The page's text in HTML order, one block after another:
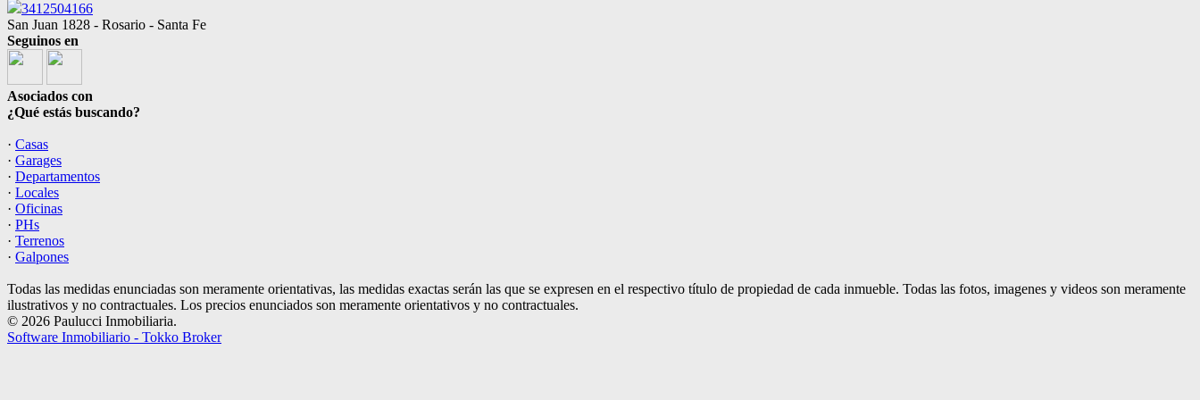
3412504166
San Juan 1828 - Rosario - Santa Fe
Seguinos en
Asociados con
¿Qué estás buscando?
· Casas
· Garages
· Departamentos
· Locales
· Oficinas
· PHs
· Terrenos
· Galpones
Todas las medidas enunciadas son meramente orientativas, las medidas exactas serán las que se expresen en el respectivo título de propiedad de cada inmueble. Todas las fotos, imagenes y videos son meramente
ilustrativos y no contractuales. Los precios enunciados son meramente orientativos y no contractuales.
© 2026 Paulucci Inmobiliaria.
Software Inmobiliario - Tokko Broker